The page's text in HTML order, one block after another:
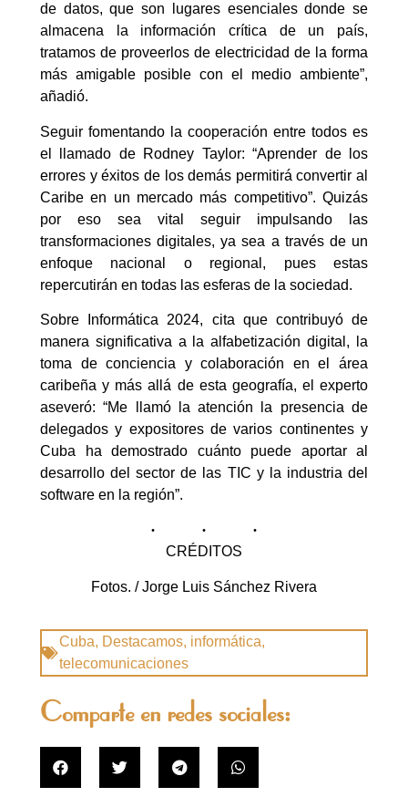
de datos, que son lugares esenciales donde se
almacena la información crítica de un país,
tratamos de proveerlos de electricidad de la forma
más amigable posible con el medio ambiente”,
añadió.
Seguir fomentando la cooperación entre todos es
el llamado de Rodney Taylor: “Aprender de los
errores y éxitos de los demás permitirá convertir al
Caribe en un mercado más competitivo”. Quizás
por eso sea vital seguir impulsando las
transformaciones digitales, ya sea a través de un
enfoque nacional o regional, pues estas
repercutirán en todas las esferas de la sociedad.
Sobre Informática 2024, cita que contribuyó de
manera significativa a la alfabetización digital, la
toma de conciencia y colaboración en el área
caribeña y más allá de esta geografía, el experto
aseveró: “Me llamó la atención la presencia de
delegados y expositores de varios continentes y
Cuba ha demostrado cuánto puede aportar al
desarrollo del sector de las TIC y la industria del
software en la región”.
CRÉDITOS
Fotos. / Jorge Luis Sánchez Rivera
Cuba, Destacamos, informática,
telecomunicaciones
Comparte en redes sociales: